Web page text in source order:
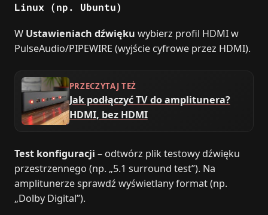
Linux (np. Ubuntu)
W Ustawieniach dźwięku wybierz profil HDMI w
PulseAudio/PIPEWIRE (wyjście cyfrowe przez HDMI).
PRZECZYTAJ TEŻ
Jak podłączyć TV do amplitunera?
HDMI, bez HDMI
Test konfiguracji – odtwórz plik testowy dźwięku
przestrzennego (np. „5.1 surround test”). Na
amplitunerze sprawdź wyświetlany format (np.
„Dolby Digital”).